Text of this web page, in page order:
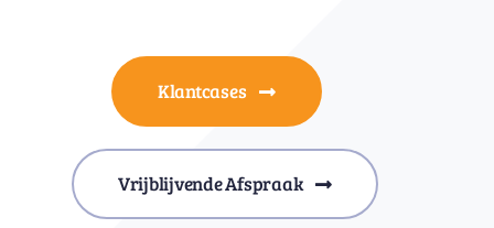
Klantcases
Vrijblijvende Afspraak